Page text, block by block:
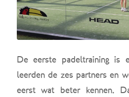
De eerste padeltraining is
leerden de zes partners en
eerst wat beter kennen.